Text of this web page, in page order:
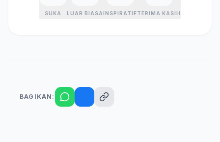
SUKA LUAR BIASAINSPIRATIFTERIMA KASIH
BAGIKAN: